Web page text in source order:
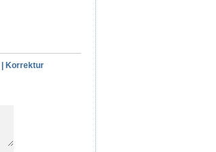
Korrektur